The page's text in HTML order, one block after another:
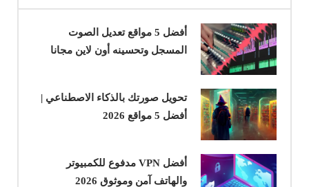
أفضل 5 مواقع تعديل الصوت
المسجل وتحسينه أون لاين مجانا
تحويل صورتك بالذكاء الاصطناعي |
أفضل 5 مواقع 2026
أفضل VPN مدفوع للكمبيوتر
والهاتف آمن وموثوق 2026